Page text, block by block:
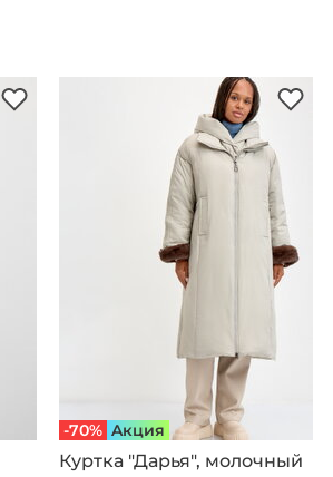
-70% Aкция
Куртка "Дарья", молочный